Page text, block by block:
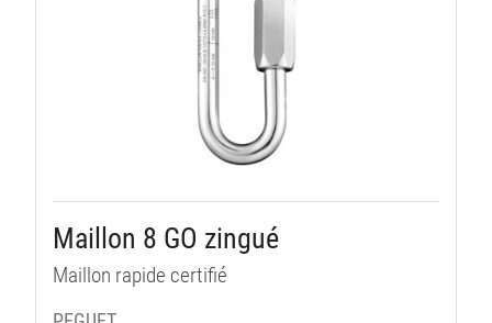
Maillon 8 GO zingué
Maillon rapide certifié